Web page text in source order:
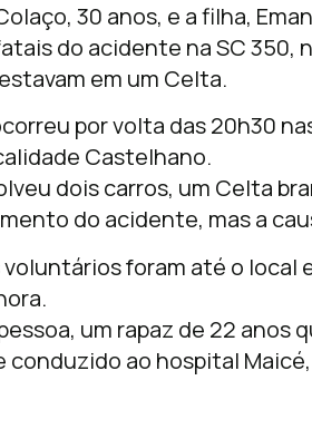
30 anos, e a filha,
do acidente na SC
em um Celta.
por volta das 20h30
Castelhano.
dois carros, um Celta
do acidente, mas a
voluntários foram até o
um rapaz de 22
conduzido ao hospital